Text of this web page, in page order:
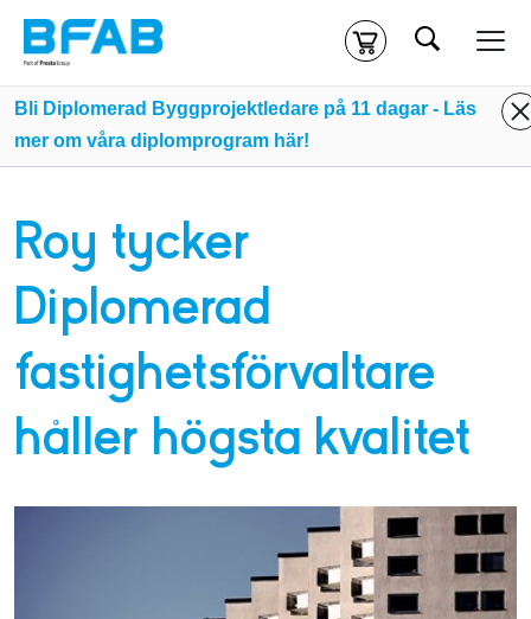
Kassa
Klickahär för att komma till alla tillgängliga onlinekurser.
Sök
Bli Diplomerad Byggprojektledare på 11 dagar - Läs
mer om våra diplomprogram här!
Roy tycker
Diplomerad
fastighetsförvaltare
håller högsta kvalitet